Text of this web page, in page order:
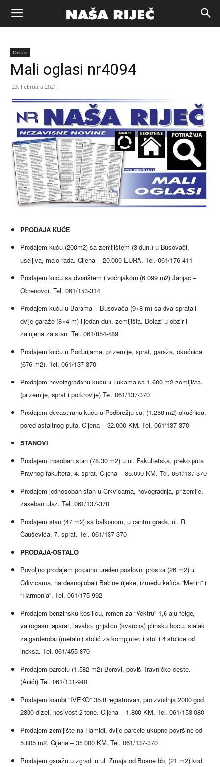
Naša
riječ
Zenica
Oglasi
Mali oglasi nr4094
23. Februara 2021.
PRODAJA KUĆE
Prodajem kuću (200m2) sa zemljištem (3 dun.) u Busovači,
useljiva, malo rada. Cijena – 20.000 EURA. Tel. 061/176-411
Prodajem kuću sa dvorištem i voćnjakom (6.099 m2) Janjac –
Obrenovci. Tel. 061/153-314
Prodajem kuću u Barama – Busovača (9×8 m) sa dva sprata i
dvije garaže (8×4 m) i jedan dun. zemljišta. Dolazi u obzir i
zamjena za stan. Tel. 061/854-489
Prodajem kuću u Podurijama, prizemlje, sprat, garaža, okućnica
(676 m2). Tel. 061/137-370
Prodajem novoizgrađenu kuću u Lukama sa 1.600 m2 zemljišta.
(prizemlje, sprat i potkrovlje) Tel. 061/137-370
Prodajem devastiranu kuću u Podbrežju sa, (1.258 m2) okućnica,
pored asfaltnog puta. Cijena – 32.000 KM. Tel. 061/137-370
STANOVI
Prodajem trosoban stan (78,30 m2) u ul. Fakultetska, preko puta
Pravnog fakulteta, 4. sprat. Cijena – 85.000 KM. Tel. 061/137-370
Prodajem jednosoban stan u Crkvicama, novogradnja, prizemlje,
zaseban ulaz. Tel. 061/137-370
Prodajem stan (47 m2) sa balkonom, u centru grada, ul. R.
Čauševića, 7. sprat. Tel. 061/137-370
PRODAJA-OSTALO
Povoljno prodajem potpuno uređen poslovni prostor (26 m2) u
Crkvicama, na desnoj obali Babine rijeke, između kafića “Merlin” i
“Harmonia”. Tel. 061/175-992
Prodajem benzinsku kosilicu, remen za “Vektru” 1,6 alu felge,
vatrogasni aparat, lavabo, grijalicu (kvarcna) plinsku bocu, stalak
za garderobu (metalni) stolić za kompjuter, i stol i 4 stolice od
inoksa. Tel. 061/455-870
Prodajem parcelu (1.582 m2) Borovi, poviš Travničke ceste.
(Anići) Tel. 061/131-940
Prodajem kombi “IVEKO” 35.8 registrovan, proizvodnja 2000 god.
2800 dizel, nosivost 2 tone. Cijena – 1.800 KM. Tel. 061/153-080
Prodajem zemljište na Hamidi, dvije parcele ukupne površine od
5.805 m2. Cijena – 35.000 KM. Tel. 061/137-370
Prodajem garažu u zgradi u ul. Zmaja od Bosne bb, (21 m2) kod